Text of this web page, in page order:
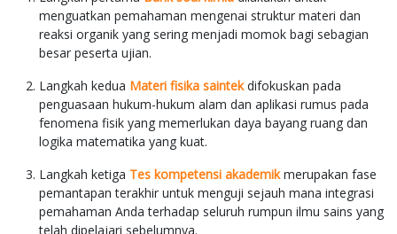
menguatkan pemahaman mengenai struktur materi dan
reaksi organik yang sering menjadi momok bagi sebagian
besar peserta ujian.
Langkah kedua Materi fisika saintekdifokuskan pada
penguasaan hukum-hukum alam dan aplikasi rumus pada
fenomena fisik yang memerlukan daya bayang ruang dan
logika matematika yang kuat.
Langkah ketiga Tes kompetensi akademikmerupakan fase
pemantapan terakhir untuk menguji sejauh mana integrasi
pemahaman Anda terhadap seluruh rumpun ilmu sains yang
telah dipelajari sebelumnya.